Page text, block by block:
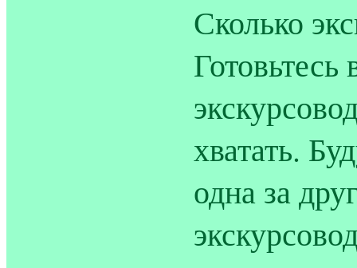
Сколько
хватать.
одна за